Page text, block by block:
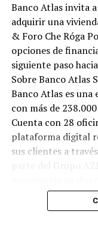
Banco Atlas invita
adquirir una
& Foro Che Róga
opciones de
siguiente paso
Sobre Banco Atlas
Banco Atlas es
con más de
Cuenta con 28
plataforma digital
sus clientes a